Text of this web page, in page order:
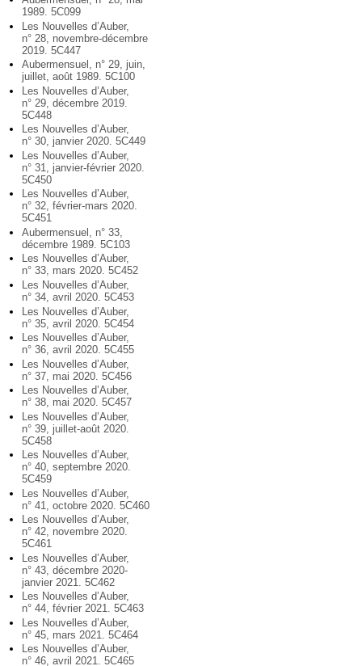
1989. 5C099
Les Nouvelles d’Auber,
n° 28, novembre-décembre
2019. 5C447
Aubermensuel, n° 29, juin,
juillet, août 1989. 5C100
Les Nouvelles d’Auber,
n° 29, décembre 2019.
5C448
Les Nouvelles d’Auber,
n° 30, janvier 2020. 5C449
Les Nouvelles d’Auber,
n° 31, janvier-février 2020.
5C450
Les Nouvelles d’Auber,
n° 32, février-mars 2020.
5C451
Aubermensuel, n° 33,
décembre 1989. 5C103
Les Nouvelles d’Auber,
n° 33, mars 2020. 5C452
Les Nouvelles d’Auber,
n° 34, avril 2020. 5C453
Les Nouvelles d’Auber,
n° 35, avril 2020. 5C454
Les Nouvelles d’Auber,
n° 36, avril 2020. 5C455
Les Nouvelles d’Auber,
n° 37, mai 2020. 5C456
Les Nouvelles d’Auber,
n° 38, mai 2020. 5C457
Les Nouvelles d’Auber,
n° 39, juillet-août 2020.
5C458
Les Nouvelles d’Auber,
n° 40, septembre 2020.
5C459
Les Nouvelles d’Auber,
n° 41, octobre 2020. 5C460
Les Nouvelles d’Auber,
n° 42, novembre 2020.
5C461
Les Nouvelles d’Auber,
n° 43, décembre 2020-
janvier 2021. 5C462
Les Nouvelles d’Auber,
n° 44, février 2021. 5C463
Les Nouvelles d’Auber,
n° 45, mars 2021. 5C464
Les Nouvelles d’Auber,
n° 46, avril 2021. 5C465